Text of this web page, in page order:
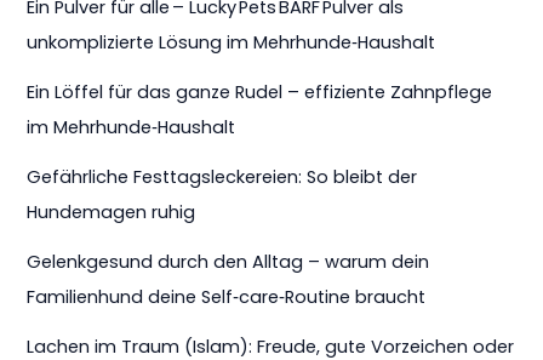
Ein Pulver für alle – Lucky Pets BARF Pulver als
unkomplizierte Lösung im Mehrhunde‑Haushalt
Ein Löffel für das ganze Rudel – effiziente Zahnpflege
im Mehrhunde‑Haushalt
Gefährliche Festtagsleckereien: So bleibt der
Hundemagen ruhig
Gelenkgesund durch den Alltag – warum dein
Familienhund deine Self‑care‑Routine braucht
Lachen im Traum (Islam): Freude, gute Vorzeichen oder